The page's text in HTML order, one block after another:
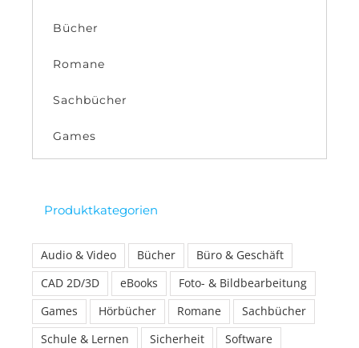
Bücher
Romane
Sachbücher
Games
Produktkategorien
Audio & Video Bücher
Büro & Geschäft
CAD 2D/3D
eBooks
Foto- & Bildbearbeitung
Games
Hörbücher Romane
Sachbücher
Schule & Lernen
Sicherheit
Software